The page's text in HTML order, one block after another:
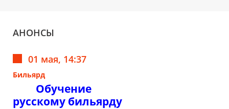
АНОНСЫ
01 мая, 14:37
Бильярд
Обучение
русскому бильярду